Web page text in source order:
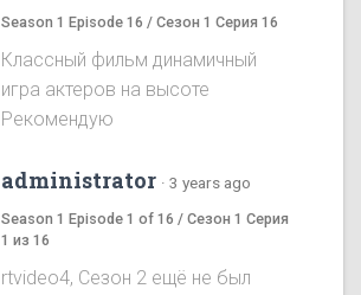
Season 1 Episode 16 / Сезон 1 Серия 16
Классный фильм динамичный
игра актеров на высоте
Рекомендую
administrator · 3 years ago
Season 1 Episode 1 of 16 / Сезон 1 Серия
1 из 16
rtvideo4, Сезон 2 ещё не был